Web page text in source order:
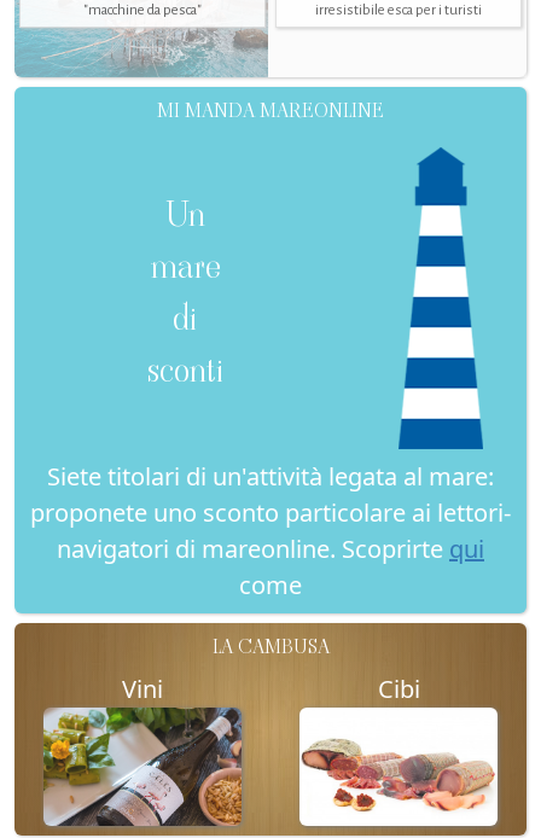
"macchine da pesca"
irresistibile esca per i turisti
MI MANDA MAREONLINE
Un
mare
di
sconti
Siete titolari di un'attività legata al mare:
proponete uno sconto particolare ai lettori-
navigatori di mareonline. Scoprirte qui
come
LA CAMBUSA
Vini Cibi